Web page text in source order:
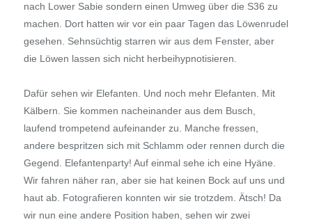
nach Lower Sabie sondern einen Umweg über die S36 zu
machen. Dort hatten wir vor ein paar Tagen das Löwenrudel
gesehen. Sehnsüchtig starren wir aus dem Fenster, aber
die Löwen lassen sich nicht herbeihypnotisieren.
Dafür sehen wir Elefanten. Und noch mehr Elefanten. Mit
Kälbern. Sie kommen nacheinander aus dem Busch,
laufend trompetend aufeinander zu. Manche fressen,
andere bespritzen sich mit Schlamm oder rennen durch die
Gegend. Elefantenparty! Auf einmal sehe ich eine Hyäne.
Wir fahren näher ran, aber sie hat keinen Bock auf uns und
haut ab. Fotografieren konnten wir sie trotzdem. Ätsch! Da
wir nun eine andere Position haben, sehen wir zwei